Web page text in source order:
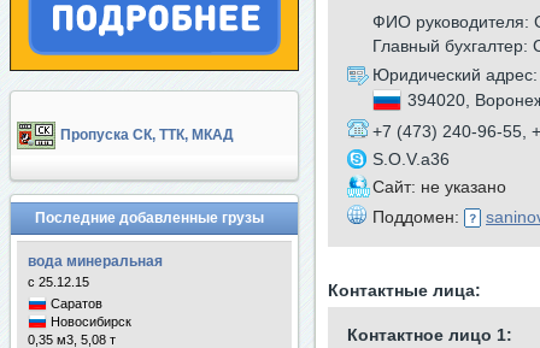
Пропуска СК, ТТК, МКАД
Последние добавленные грузы
вода минеральная
с 25.12.15
Саратов
Новосибирск
0,35 м3, 5,08 т
ФИО руководителя:
Главный
Юридический адрес:
394020,
+7 (473) 240-96-55,
S.O.V.a36
Сайт: не указано
Поддомен:
Контактные лица:
Контактное лицо 1: